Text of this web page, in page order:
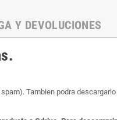
Y DEVOLUCIONES
Tambien podra